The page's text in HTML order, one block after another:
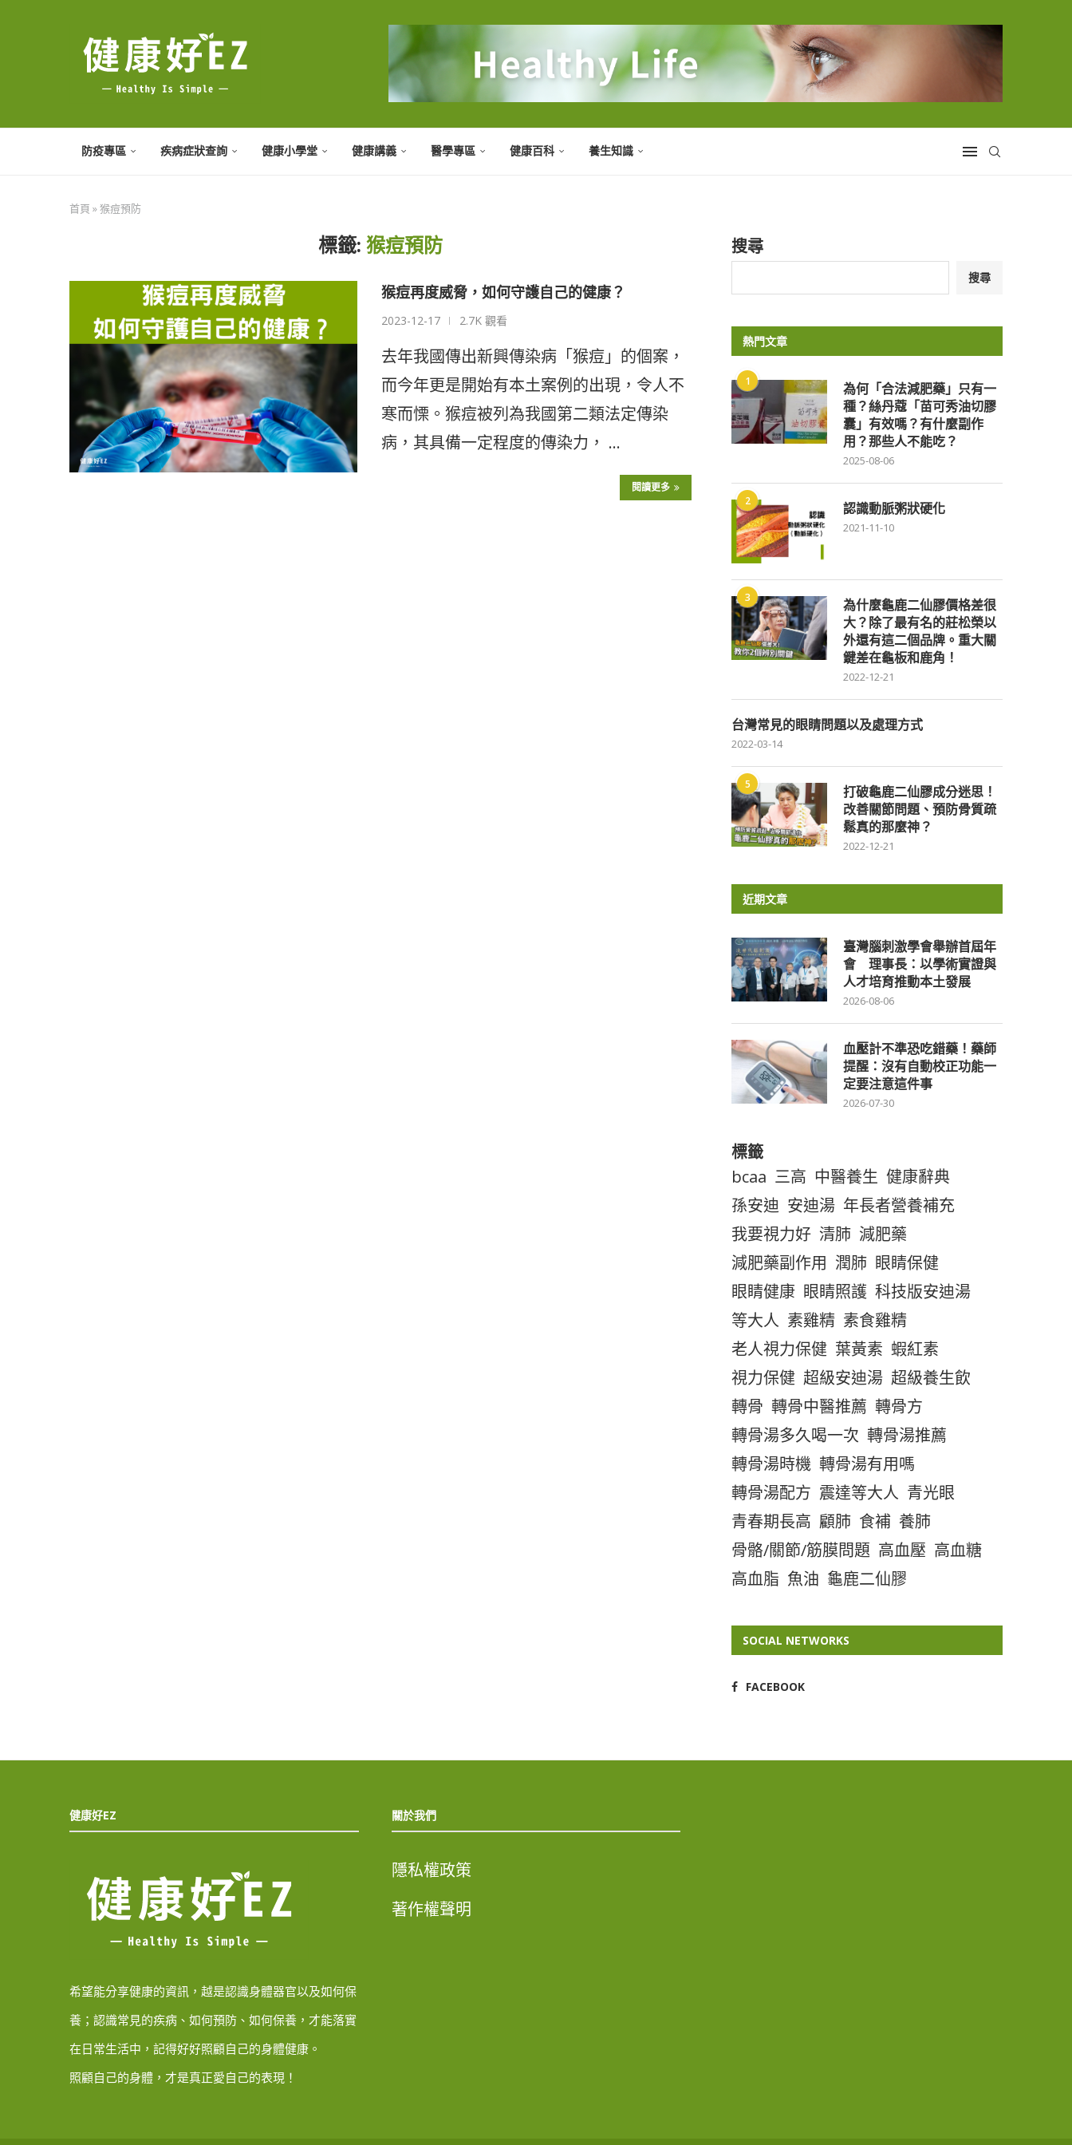
防疫專區 疾病症狀查詢 健康小學堂 健康講義 醫學專區 健康百科 養生知識
首頁 »猴痘預防
標籤: 猴痘預防
猴痘再度威脅，如何守護自己的健康？
2023-12-17 2.7K 觀看
去年我國傳出新興傳染病「猴痘」的個案，
而今年更是開始有本土案例的出現，令人不
寒而慄。猴痘被列為我國第二類法定傳染
病，其具備一定程度的傳染力， …
閱讀更多
搜尋
搜尋
熱門文章
1
為何「合法減肥藥」只有一
種？絲丹蔻「苗可秀油切膠
囊」有效嗎？有什麼副作
用？那些人不能吃？
2025-08-06
2 認識動脈粥狀硬化
2021-11-10
3
為什麼龜鹿二仙膠價格差很
大？除了最有名的莊松榮以
外還有這二個品牌。重大關
鍵差在龜板和鹿角！
2022-12-21
台灣常見的眼睛問題以及處理方式
2022-03-14
5
打破龜鹿二仙膠成分迷思！
改善關節問題、預防骨質疏
鬆真的那麼神？
2022-12-21
近期文章
臺灣腦刺激學會舉辦首屆年
會 理事長：以學術實證與
人才培育推動本土發展
2026-08-06
血壓計不準恐吃錯藥！藥師
提醒：沒有自動校正功能一
定要注意這件事
2026-07-30
標籤
bcaa 三高 中醫養生 健康辭典
孫安迪 安迪湯 年長者營養補充
我要視力好 清肺 減肥藥
減肥藥副作用 潤肺 眼睛保健
眼睛健康 眼睛照護 科技版安迪湯
等大人 素雞精 素食雞精
老人視力保健 葉黃素 蝦紅素
視力保健 超級安迪湯 超級養生飲
轉骨 轉骨中醫推薦 轉骨方
轉骨湯多久喝一次 轉骨湯推薦
轉骨湯時機 轉骨湯有用嗎
轉骨湯配方 震達等大人 青光眼
青春期長高 顧肺 食補 養肺
骨骼/關節/筋膜問題 高血壓 高血糖
高血脂 魚油 龜鹿二仙膠
SOCIAL NETWORKS
FACEBOOK
健康好EZ
希望能分享健康的資訊，越是認識身體器官以及如何保
養；認識常見的疾病、如何預防、如何保養，才能落實
在日常生活中，記得好好照顧自己的身體健康。
照顧自己的身體，才是真正愛自己的表現！
關於我們
隱私權政策
著作權聲明